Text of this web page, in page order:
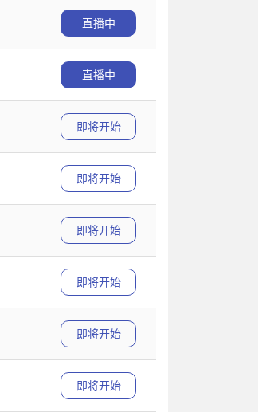
直播中
直播中
即将开始
即将开始
即将开始
即将开始
即将开始
即将开始